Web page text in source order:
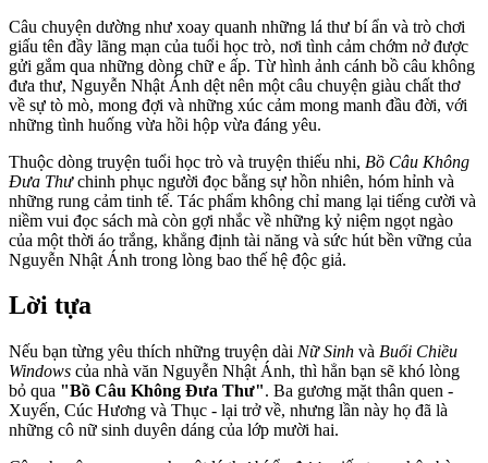
Câu chuyện dường như xoay quanh những lá thư bí ẩn và trò chơi
giấu tên đầy lãng mạn của tuổi học trò, nơi tình cảm chớm nở được
gửi gắm qua những dòng chữ e ấp. Từ hình ảnh cánh bồ câu không
đưa thư, Nguyễn Nhật Ánh dệt nên một câu chuyện giàu chất thơ
về sự tò mò, mong đợi và những xúc cảm mong manh đầu đời, với
những tình huống vừa hồi hộp vừa đáng yêu.
Thuộc dòng truyện tuổi học trò và truyện thiếu nhi, Bồ Câu Không
Đưa Thưchinh phục người đọc bằng sự hồn nhiên, hóm hỉnh và
những rung cảm tinh tế. Tác phẩm không chỉ mang lại tiếng cười và
niềm vui đọc sách mà còn gợi nhắc về những kỷ niệm ngọt ngào
của một thời áo trắng, khẳng định tài năng và sức hút bền vững của
Nguyễn Nhật Ánh trong lòng bao thế hệ độc giả.
Lời tựa
Nếu bạn từng yêu thích những truyện dài Nữ Sinh và Buổi Chiều
Windows của nhà văn Nguyễn Nhật Ánh, thì hẳn bạn sẽ khó lòng
bỏ qua "Bồ Câu Không Đưa Thư". Ba gương mặt thân quen -
Xuyến, Cúc Hương và Thục - lại trở về, nhưng lần này họ đã là
những cô nữ sinh duyên dáng của lớp mười hai.